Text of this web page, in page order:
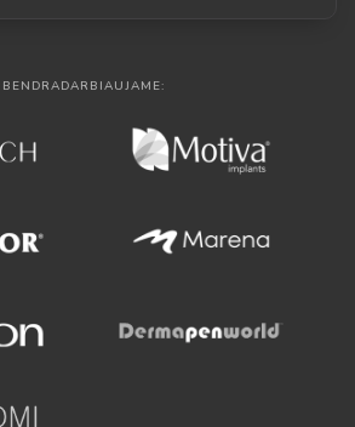
BENDRADARBIAUJAME: